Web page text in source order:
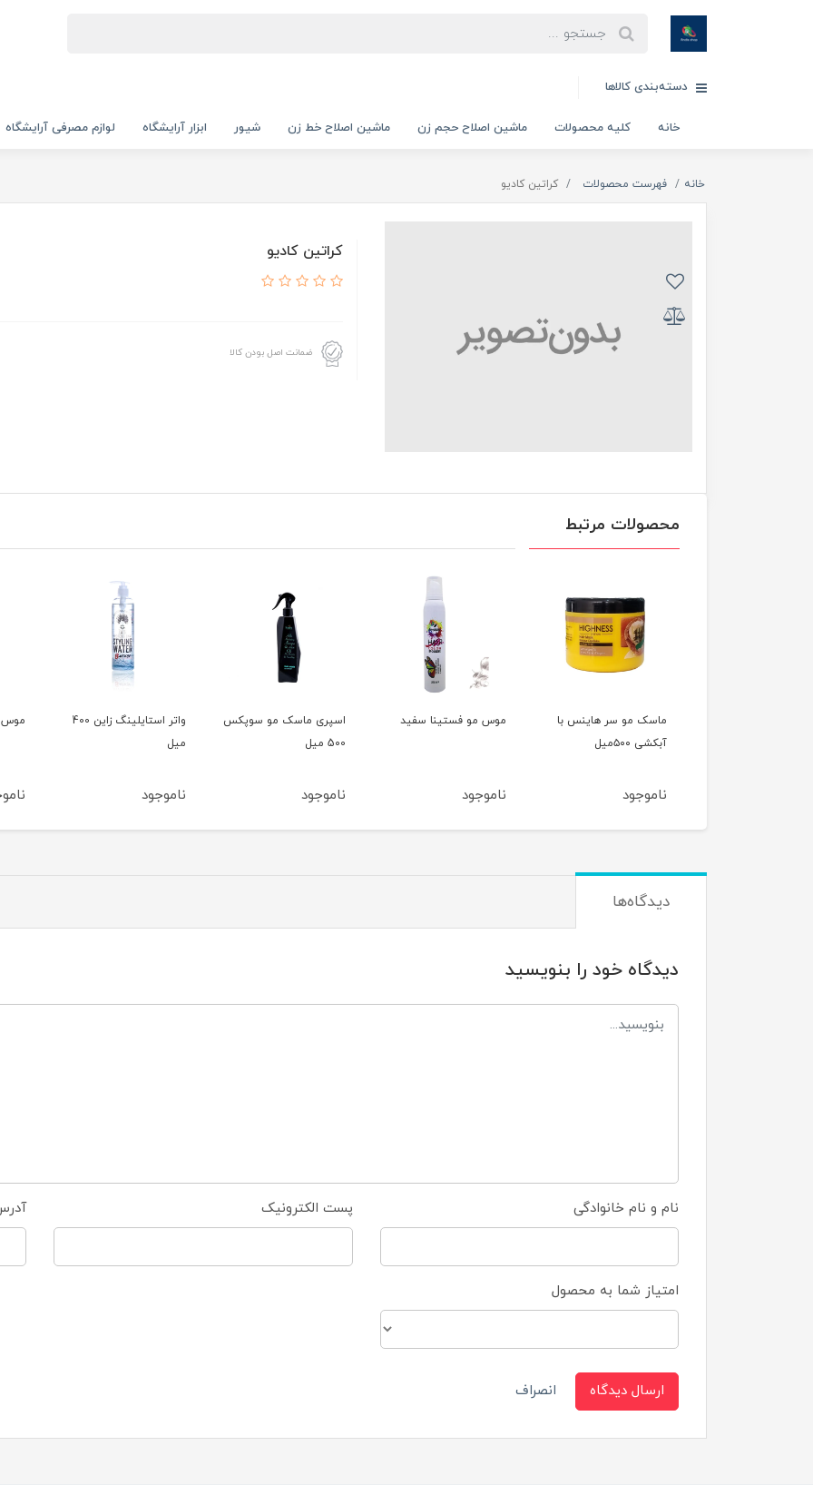
دسته‌بندی کالاها
خانه کلیه محصولات ماشین اصلاح حجم زن ماشین اصلاح خط زن شیور ابزار آرایشگاه لوازم مصرفی آرایشگاه
خانه فهرست محصولات کراتین کادیو
کراتین کادیو
ضمانت اصل بودن کالا
محصولات مرتبط
موس مو فستینا سفید
ناموجود
اسپری ماسک مو سوپکس
ناموجود
واتر استایلینگ زاین 400
میل
ناموجود
موس مو تاپیک
ناموجود
دیدگاه‌ها
دیدگاه خود را بنویسید
نام و نام خانوادگی پست الکترونیک
امتیاز شما به محصول
ارسال دیدگاه انصراف